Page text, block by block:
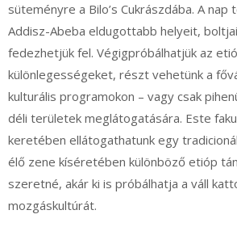
süteményre a Bilo’s Cukrászdába. A
Addisz-Abeba eldugottabb helyeit,
fedezhetjük fel. Végigpróbálhatjük az
különlegességeket, részt vehetünk a
kulturális programokon – vagy csak
déli területek meglátogatására. Este
keretében ellátogathatunk egy
élő zene kíséretében különböző etióp
szeretné, akár ki is próbálhatja a váll
mozgáskultúrát.